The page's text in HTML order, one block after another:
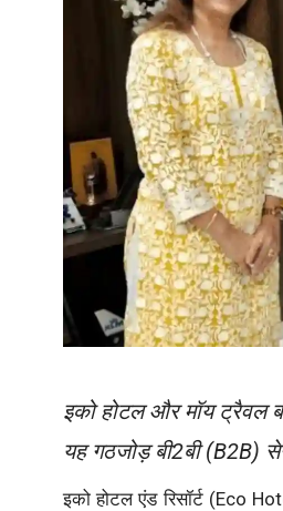
इको होटल और मॉय ट्रैवल
यह गठजोड़ बी2बी (B2B)
इको होटल एंड रिसॉर्ट (Eco